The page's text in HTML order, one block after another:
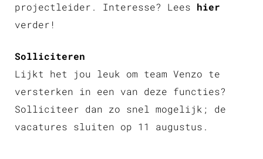
projectleider. Interesse? Lees hier
verder!
Solliciteren
Lijkt het jou leuk om team Venzo te
versterken in een van deze functies?
Solliciteer dan zo snel mogelijk; de
vacatures sluiten op 11 augustus.